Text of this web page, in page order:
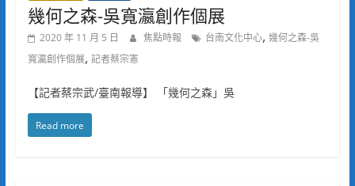
幾何之森-吳寬瀛創作個展
2020 年 11 月 5 日 焦點時報 台南文化中心, 幾何之森-吳
寬瀛創作個展, 記者蔡宗憲
【記者蔡宗武/臺南報導】 「幾何之森」吳
Read more